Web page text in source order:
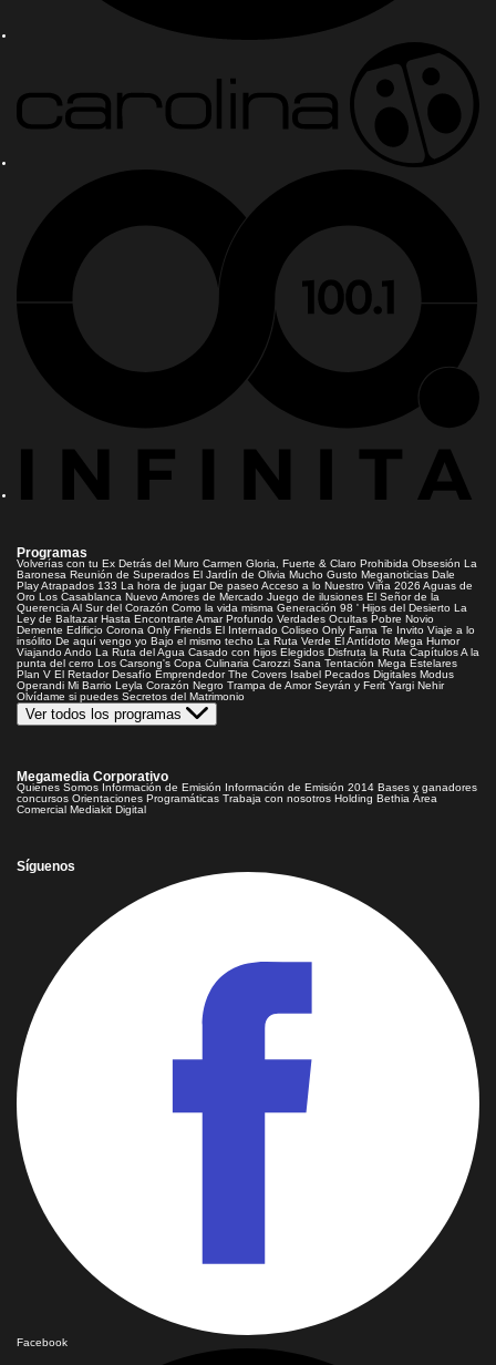
Programas
Volverías con tu Ex Detrás del Muro Carmen Gloria, Fuerte & Claro Prohibida Obsesión La
Baronesa Reunión de Superados El Jardín de Olivia Mucho Gusto Meganoticias Dale
PlayAtrapados 133 La hora de jugar De paseoAcceso a lo Nuestro Viña 2026 Aguas de
Oro Los Casablanca Nuevo Amores de Mercado Juego de ilusiones El Señor de la
QuerenciaAl Sur del Corazón Como la vida misma Generación 98 ' Hijos del Desierto La
Ley de Baltazar Hasta Encontrarte Amar Profundo Verdades Ocultas Pobre Novio
Demente Edificio Corona Only Friends El Internado Coliseo Only Fama Te Invito Viaje a lo
insólito De aquí vengo yo Bajo el mismo techo La Ruta Verde El Antídoto Mega Humor
Viajando Ando La Ruta del Agua Casado con hijos Elegidos Disfruta la Ruta CapítulosA la
punta del cerro Los Carsong's Copa Culinaria Carozzi Sana Tentación Mega Estelares
Plan V El Retador Desafío Emprendedor The Covers Isabel Pecados Digitales Modus
Operandi Mi Barrio Leyla Corazón Negro Trampa de Amor Seyrán y Ferit Yargi Nehir
Olvídame si puedes Secretos del Matrimonio
Ver todos los programas
Megamedia Corporativo
Quienes Somos Información de Emisión Información de Emisión 2014 Bases y ganadores
concursos Orientaciones Programáticas Trabaja con nosotros Holding Bethia Área
Comercial Mediakit Digital
Síguenos
Facebook